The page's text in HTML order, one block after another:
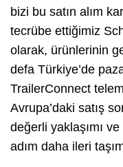
bizi bu satın alım
tecrübe ettiğimiz
olarak, ürünlerinin
defa Türkiye’de
TrailerConnect
Avrupa’daki satış
değerli yaklaşımı
adım daha ileri